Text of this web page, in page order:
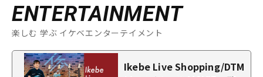
ENTERTAINMENT
楽しむ 学ぶ イケベエンターテイメント
Ikebe Live Shopping/DTM